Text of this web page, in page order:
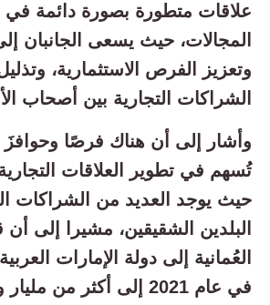
علاقات متطورة بصورة دائمة
المجالات، حيث يسعى الجانبان
وتعزيز الفرص الاستثمارية،
الشراكات التجارية بين أصحاب
وأشار إلى أن هناك فرصًا وحوافزَ
تُسهم في تطوير العلاقات التجارية
حيث يوجد العديد من الشراكات
البلدين الشقيقين، مشيرا إلى
العُمانية إلى دولة الإمارات